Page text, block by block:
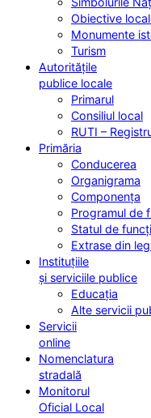
Obiective
Monumente
Turism
Autoritățile
publice locale
Primarul
Consiliul local
RUTI –
Primăria
Conducerea
Organigrama
Componența
Programul de
Statul de
Extrase din
Instituțiile
și serviciile publice
Educația
Alte servicii
Servicii
online
Nomenclatura
stradală
Monitorul
Oficial Local